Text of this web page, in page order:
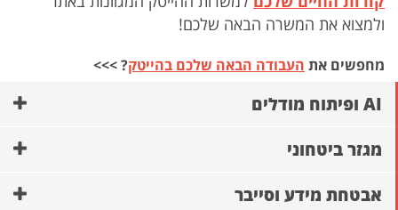
ולמצוא את המשרה הבאה שלכם!
מחפשים את העבודה הבאה שלכם בהייטק? >>>
AI ופיתוח מודלים
מגזר ביטחוני
אבטחת מידע וסייבר